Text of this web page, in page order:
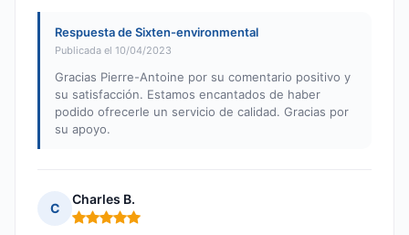
Respuesta de Sixten-environmental
Publicada el 10/04/2023
Gracias Pierre-Antoine por su comentario positivo y
su satisfacción. Estamos encantados de haber
podido ofrecerle un servicio de calidad. Gracias por
su apoyo.
C
Charles B.
Nota: 5 de 5